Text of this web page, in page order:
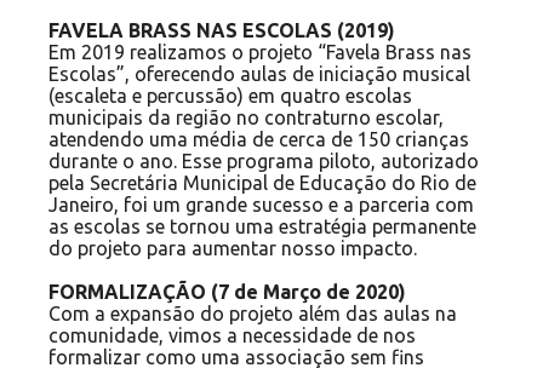
FAVELA BRASS NAS ESCOLAS (2019)
Em 2019 realizamos o projeto “Favela Brass nas
Escolas”, oferecendo aulas de iniciação musical
(escaleta e percussão) em quatro escolas
municipais da região no contraturno escolar,
atendendo uma média de cerca de 150 crianças
durante o ano. Esse programa piloto, autorizado
pela Secretária Municipal de Educação do Rio de
Janeiro, foi um grande sucesso e a parceria com
as escolas se tornou uma estratégia permanente
do projeto para aumentar nosso impacto.
FORMALIZAÇÃO (7 de Março de 2020)
Com a expansão do projeto além das aulas na
comunidade, vimos a necessidade de nos
formalizar como uma associação sem fins